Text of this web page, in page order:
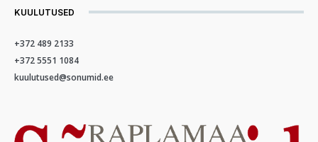
KUULUTUSED
+372 489 2133
+372 5551 1084
kuulutused@sonumid.ee